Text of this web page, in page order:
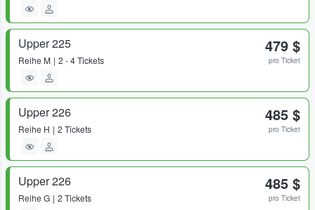
Upper 225
Reihe M 2 - 4 Tickets
479 $
pro Ticket
Upper 226
Reihe H 2 Tickets
485 $
pro Ticket
Upper 226
Reihe G 2 Tickets
485 $
pro Ticket